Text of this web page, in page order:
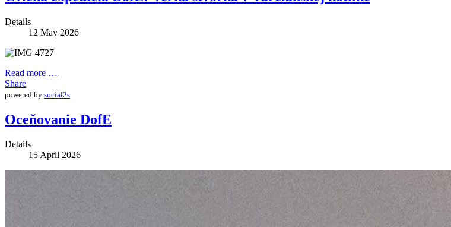
Details
12 May 2026
Read more …
Share
powered by social2s
Oceňovanie DofE
Details
15 April 2026